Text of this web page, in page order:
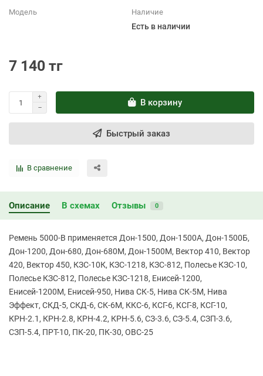
Модель Наличие
Есть в наличии
7 140 тг
В корзину
Быстрый заказ
В сравнение
Описание В схемах Отзывы 0
Ремень 5000-В применяется Дон-1500, Дон-1500А, Дон-1500Б,
Дон-1200, Дон-680, Дон-680М, Дон-1500М, Вектор 410, Вектор
420, Вектор 450, КЗС-10К, КЗС-1218, КЗС-812, Полесье КЗС-10,
Полесье КЗС-812, Полесье КЗС-1218, Енисей-1200,
Енисей-1200М, Енисей-950, Нива СК-5, Нива СК-5М, Нива
Эффект, СКД-5, СКД-6, СК-6М, ККС-6, КСГ-6, КСГ-8, КСГ-10,
КРН-2.1, КРН-2.8, КРН-4.2, КРН-5.6, СЗ-3.6, СЗ-5.4, СЗП-3.6,
СЗП-5.4, ПРТ-10, ПК-20, ПК-30, ОВС-25